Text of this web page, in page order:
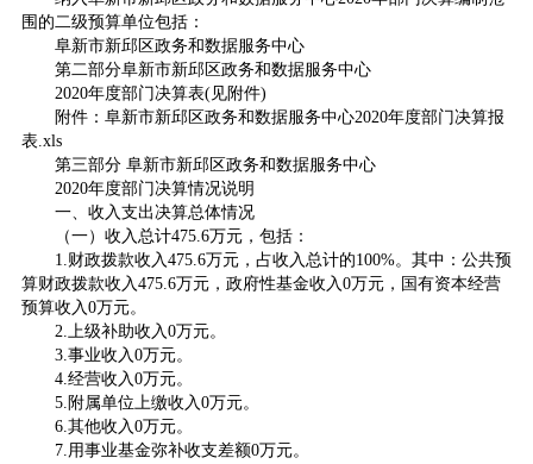
围的二级预算单位包括：
阜新市新邱区政务和数据服务中心
第二部分阜新市新邱区政务和数据服务中心
2020年度部门决算表(见附件)
附件：阜新市新邱区政务和数据服务中心2020年度部门决算报
表.xls
第三部分 阜新市新邱区政务和数据服务中心
2020年度部门决算情况说明
一、收入支出决算总体情况
（一）收入总计475.6万元，包括：
1.财政拨款收入475.6万元，占收入总计的100%。其中：公共预
算财政拨款收入475.6万元，政府性基金收入0万元，国有资本经营
预算收入0万元。
2.上级补助收入0万元。
3.事业收入0万元。
4.经营收入0万元。
5.附属单位上缴收入0万元。
6.其他收入0万元。
7.用事业基金弥补收支差额0万元。